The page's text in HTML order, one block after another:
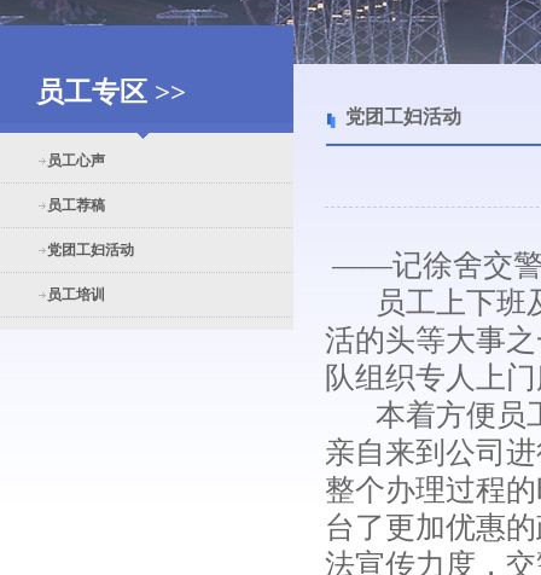
员工专区 >>
员工心声
员工荐稿
党团工妇活动
员工培训
党团工妇活动
――记徐舍交警
员工上下班及
活的头等大事
队组织专人上
本着方便员工
亲自来到公司
整个办理过程
台了更加优惠
法宣传力度，